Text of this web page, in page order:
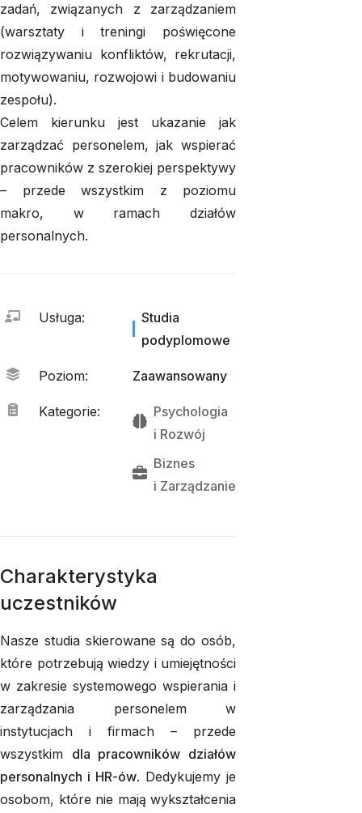
zadań, związanych z zarządzaniem
(warsztaty i treningi poświęcone
rozwiązywaniu konfliktów, rekrutacji,
motywowaniu, rozwojowi i budowaniu
zespołu).
Celem kierunku jest ukazanie jak
zarządzać personelem, jak wspierać
pracowników z szerokiej perspektywy
– przede wszystkim z poziomu
makro, w ramach działów
personalnych.
Usługa:
Studia
podyplomowe
Poziom: Zaawansowany
Kategorie:
Psychologia
i Rozwój
Biznes
i Zarządzanie
Charakterystyka
uczestników
Nasze studia skierowane są do osób,
które potrzebują wiedzy i umiejętności
w zakresie systemowego wspierania i
zarządzania personelem w
instytucjach i firmach – przede
wszystkim dla pracowników działów
personalnych i HR-ów. Dedykujemy je
osobom, które nie mają wykształcenia